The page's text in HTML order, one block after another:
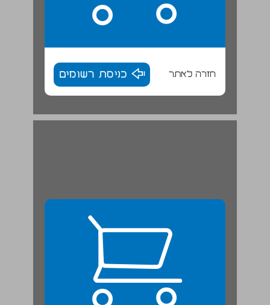
חזרה לאתר כניסת רשומים